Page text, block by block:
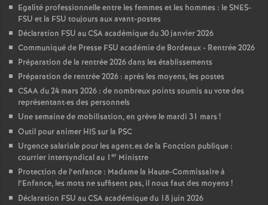
Egalité professionnelle entre les femmes et les hommes : le SNES-
FSU et la FSU toujours aux avant-postes
Déclaration FSU au CSA académique du 30 janvier 2026
Communiqué de Presse FSU académie de Bordeaux - Rentrée 2026
Préparation de la rentrée 2026 dans les établissements
Préparation de rentrée 2026 : après les moyens, les postes
CSAA du 24 mars 2026 : de nombreux points soumis au vote des
représentant·es des personnels
Une semaine de mobilisation, en grève le mardi 31 mars !
Outil pour animer HIS sur la PSC
Urgence salariale pour les agent.es de la Fonction publique :
courrier intersyndical au 1 er Ministre
Protection de l’enfance : Madame la Haute-Commissaire à
l’Enfance, les mots ne suffisent pas, il nous faut des moyens !
Déclaration FSU au CSA académique du 18 juin 2026